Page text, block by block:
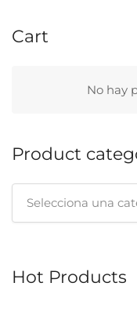
Cart
No hay
Product
Selecciona una
Hot Products